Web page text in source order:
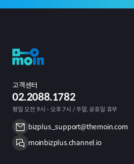
고객센터
02.2088.1782
평일 오전 9시 - 오후 7시 / 주말, 공휴일 휴무
bizplus_support@themoin.com
moinbizplus.channel.io